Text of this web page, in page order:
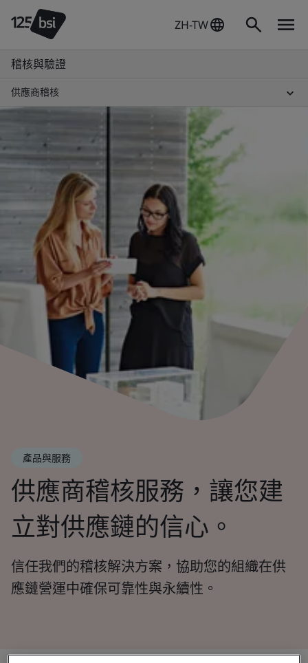
ZH-TW
稽核與驗證
供應商稽核
產品與服務
供應商稽核服務，讓您建
立對供應鏈的信心。
信任我們的稽核解決方案，協助您的組織在供
應鏈營運中確保可靠性與永續性。